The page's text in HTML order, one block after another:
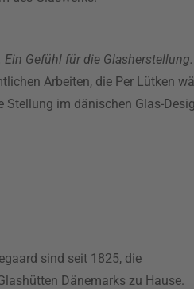
Ein Gefühl für die
Arbeiten, die Per Lütken
im dänischen Glas-
sind seit 1825, die
Dänemarks zu Hause.